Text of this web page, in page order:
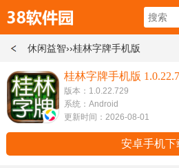
休闲益智››桂林字牌手机版
桂林字牌手机版
版本：1.0.22.729
系统：Android
更新时间：2026-08-01
安卓手机下